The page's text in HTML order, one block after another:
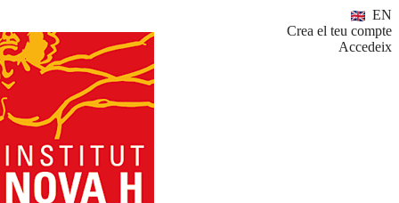
EN
Crea el teu compte
Accedeix